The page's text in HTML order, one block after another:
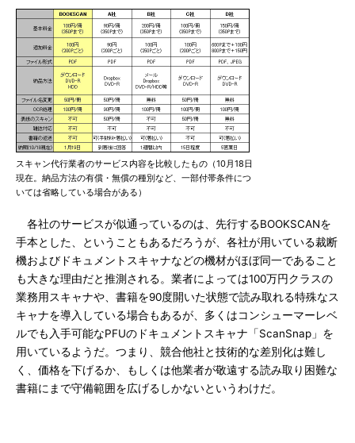
スキャン代行業者のサービス内容を比較したもの（10月18日
現在。納品方法の有償・無償の種別など、一部付帯条件につ
いては省略している場合がある）
各社のサービスが似通っているのは、先行するBOOKSCANを
手本とした、ということもあるだろうが、各社が用いている裁断
機およびドキュメントスキャナなどの機材がほぼ同一であること
も大きな理由だと推測される。業者によっては100万円クラスの
業務用スキャナや、書籍を90度開いた状態で読み取れる特殊なス
キャナを導入している場合もあるが、多くはコンシューマーレベ
ルでも入手可能なPFUのドキュメントスキャナ「ScanSnap」を
用いているようだ。つまり、競合他社と技術的な差別化は難し
く、価格を下げるか、もしくは他業者が敬遠する読み取り困難な
書籍にまで守備範囲を広げるしかないというわけだ。